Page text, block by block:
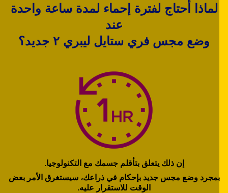
لماذا أحتاج لفترة إحماء لمدة ساعة واحدة
عند
وضع مجس فري ستايل ليبري ٢ جديد؟
إن ذلك يتعلق بتأقلم جسمك مع التكنولوجيا.
بمجرد وضع مجس جديد بإحكام في ذراعك، سيستغرق الأمر بعض
الوقت للاستقرار عليه.